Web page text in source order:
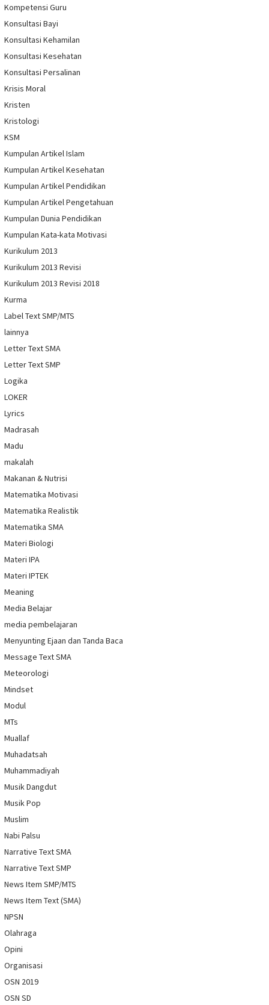
Kompetensi Guru
Konsultasi Bayi
Konsultasi Kehamilan
Konsultasi Kesehatan
Konsultasi Persalinan
Krisis Moral
Kristen
Kristologi
KSM
Kumpulan Artikel Islam
Kumpulan Artikel Kesehatan
Kumpulan Artikel Pendidikan
Kumpulan Artikel Pengetahuan
Kumpulan Dunia Pendidikan
Kumpulan Kata-kata Motivasi
Kurikulum 2013
Kurikulum 2013 Revisi
Kurikulum 2013 Revisi 2018
Kurma
Label Text SMP/MTS
lainnya
Letter Text SMA
Letter Text SMP
Logika
LOKER
Lyrics
Madrasah
Madu
makalah
Makanan & Nutrisi
Matematika Motivasi
Matematika Realistik
Matematika SMA
Materi Biologi
Materi IPA
Materi IPTEK
Meaning
Media Belajar
media pembelajaran
Menyunting Ejaan dan Tanda Baca
Message Text SMA
Meteorologi
Mindset
Modul
MTs
Muallaf
Muhadatsah
Muhammadiyah
Musik Dangdut
Musik Pop
Muslim
Nabi Palsu
Narrative Text SMA
Narrative Text SMP
News Item SMP/MTS
News Item Text (SMA)
NPSN
Olahraga
Opini
Organisasi
OSN 2019
OSN SD